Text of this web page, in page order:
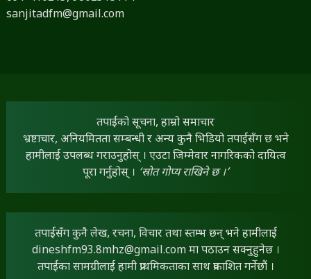
sanjitadfm@gmail.com
तपाईंको सूचना, हाम्रो समाचार
भ्रष्टाचार, अनियमितता सम्बन्धी र अन्य कुनै भिडियो तपाईंसँग छ भने
हामीलाई उपलब्ध गराउनुहोस् । एउटा जिम्मेवार नागरिकको दायित्व
पूरा गर्नुहोस् । ‘स्रोत गोप्य राखिने छ ।’
तपाईंसँग कुनै लेख, रचना, विचार तथा स्तम्भ छन् भने हामीलाई
dineshfm93.8mhz@gmail.comमा पठाउन सक्नुहुनेछ ।
तपाईंका सामग्रीलाई हामी प्राथमिकताका साथ प्रकाशित गर्नेछौं ।